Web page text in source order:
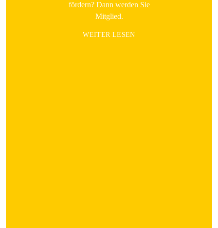
fördern? Dann werden Sie
Mitglied.
WEITER LESEN